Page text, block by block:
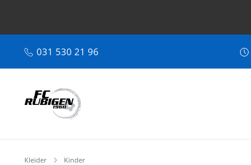
031 530 21 96
Kleider Kinder